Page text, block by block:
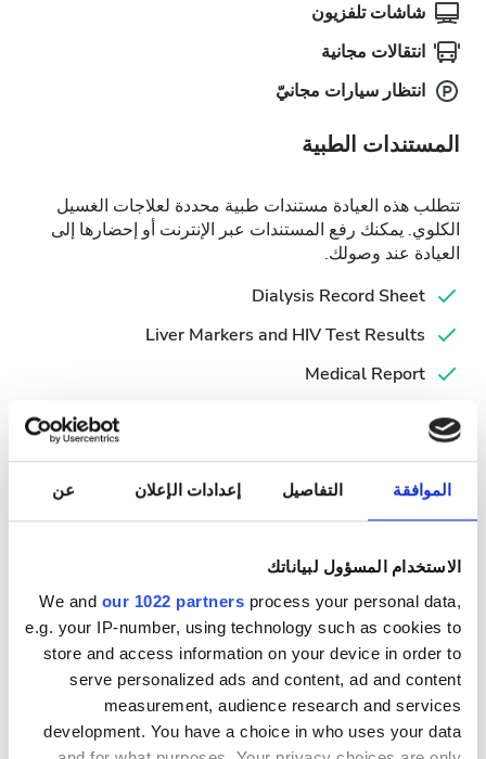
الموافقة التفاصيل إعدادات الإعلان عن
الاستخدام المسؤول لبياناتك
We and our 1022 partners process your personal data,
e.g. your IP-number, using technology such as cookies to
store and access information on your device in order to
serve personalized ads and content, ad and content
measurement, audience research and services
development. You have a choice in who uses your data
شاشات تلفزيون
انتقالات مجانية
انتظار سيارات مجانيّ
المستندات الطبية
تتطلب هذه العيادة مستندات طبية محددة لعلاجات الغسيل
الكلوي. يمكنك رفع المستندات عبر الإنترنت أو إحضارها إلى
العيادة عند وصولك.
Dialysis Record Sheet
Liver Markers and HIV Test Results
Medical Report
أيام العلاج المُتاحة
أغسطس2026
الاثنينالثلاثاءالأربعاءالخميسالجمعةالسبتالأحد
1
2